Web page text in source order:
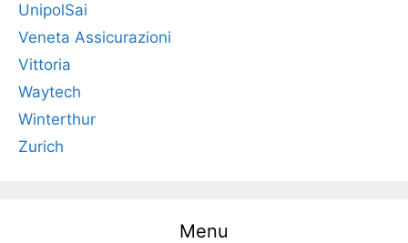
UnipolSai
Veneta Assicurazioni
Vittoria
Waytech
Winterthur
Zurich
Menu